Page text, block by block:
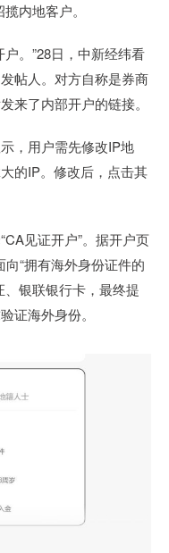
内地客户。
。”28日，中新经纬看
帖人。对方自称是券商
来了内部开户的链接。
，用户需先修改IP地
的IP。修改后，点击其
见证开户”。据开户页
“拥有海外身份证件的
、银联银行卡，最终提
证海外身份。